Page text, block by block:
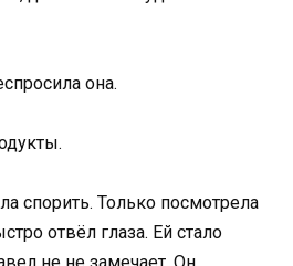
она.
спорить. Только посмотрела
отвёл глаза. Ей стало